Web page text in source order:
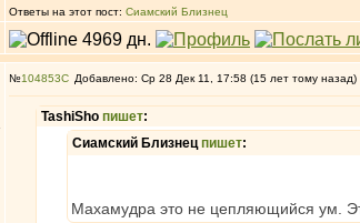
Ответы на этот пост: Сиамский Близнец
№104853 Добавлено: Ср 28 Дек 11, 17:58 (15 лет тому назад)
TashiSho пишет:
Сиамский Близнецпишет:
Махамудра это не цепляющийся ум.